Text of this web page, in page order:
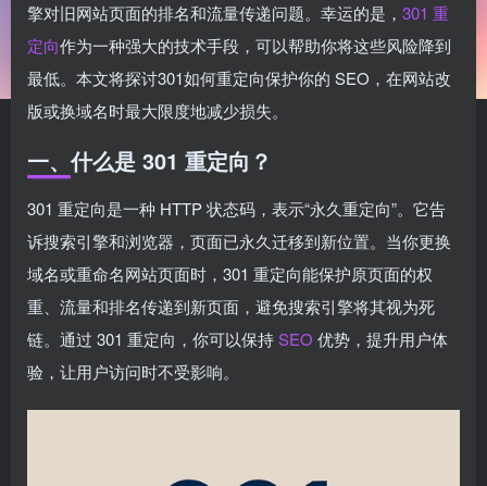
擎对旧网站页面的排名和流量传递问题。幸运的是， 301 重
定向作为一种强大的技术手段，可以帮助你将这些风险降到
最低。本文将探讨301如何重定向保护你的 SEO，在网站改
版或换域名时最大限度地减少损失。
一、什么是 301 重定向？
301 重定向是一种 HTTP 状态码，表示“永久重定向”。它告
诉搜索引擎和浏览器，页面已永久迁移到新位置。当你更换
域名或重命名网站页面时，301 重定向能保护原页面的权
重、流量和排名传递到新页面，避免搜索引擎将其视为死
链。通过 301 重定向，你可以保持SEO 优势，提升用户体
验，让用户访问时不受影响。